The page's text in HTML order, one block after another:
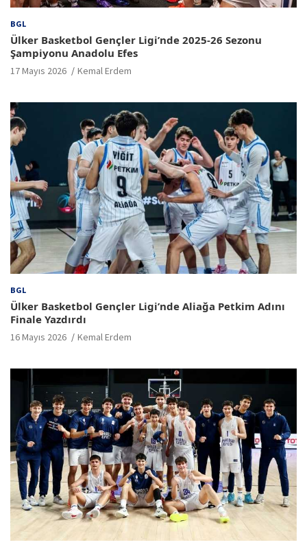
BGL
Ülker Basketbol Gençler Ligi’nde 2025-26 Sezonu
Şampiyonu Anadolu Efes
17 Mayıs 2026 Kemal Erdem
BGL
Ülker Basketbol Gençler Ligi’nde Aliağa Petkim Adını
Finale Yazdırdı
16 Mayıs 2026 Kemal Erdem